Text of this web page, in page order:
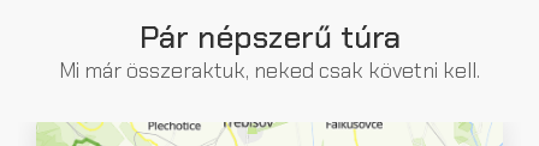
Pár népszerű túra
Mi már összeraktuk, neked csak követni kell.